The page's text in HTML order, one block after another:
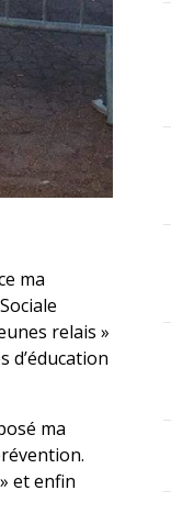
ma
relais »
d’éducation
ma
et enfin